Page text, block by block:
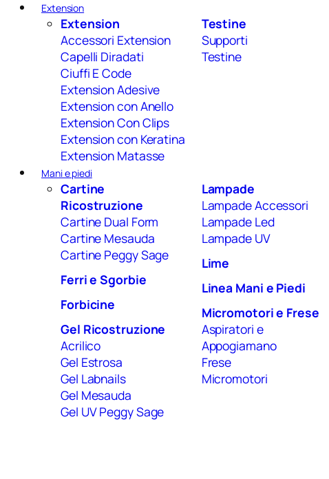
Extension
Extension
Accessori Extension
Capelli Diradati
Ciuffi E Code
Extension Adesive
Extension con Anello
Extension Con Clips
Extension con Keratina
Extension Matasse
Testine
Supporti
Testine
Mani e piedi
Cartine
Ricostruzione
Cartine Dual Form
Cartine Mesauda
Cartine Peggy Sage
Ferri e Sgorbie
Forbicine
Gel Ricostruzione
Acrilico
Gel Estrosa
Gel Labnails
Gel Mesauda
Gel UV Peggy Sage
Lampade
Lampade Accessori
Lampade Led
Lampade UV
Lime
Linea Mani e Piedi
Micromotori e Frese
Aspiratori e
Appogiamano
Frese
Micromotori